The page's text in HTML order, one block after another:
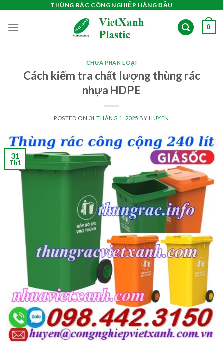
content
THÙNG RÁC CÔNG NGHIỆP HÀNG ĐẦU
0
CHƯA PHÂN LOẠI
Cách kiểm tra chất lượng thùng rác
nhựa HDPE
POSTED ON 31 THÁNG 1, 2025 BY HUYEN
31
Th1